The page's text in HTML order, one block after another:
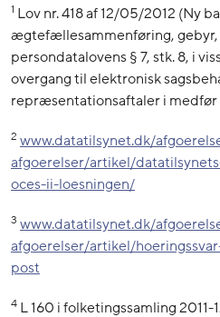
1 Lov nr. 418 af 12/05/2012 (Ny
ægtefællesammenføring, gebyr,
persondatalovens § 7, stk. 8, i
overgang til elektronisk
repræsentationsaftaler i medfør
2 www.datatilsynet.dk/
afgoerelser/artikel/
oces-ii-loesningen/
3 www.datatilsynet.dk/
afgoerelser/artikel/
post
4 L 160 i folketingssamling 2011-